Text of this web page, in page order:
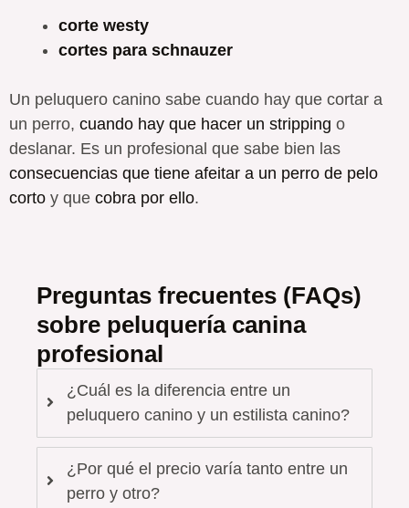
corte westy
cortes para schnauzer
Un peluquero canino sabe cuando hay que cortar a
un perro, cuando hay que hacer un stripping o
deslanar. Es un profesional que sabe bien las
consecuencias que tiene afeitar a un perro de pelo
corto y que cobra por ello.
Preguntas frecuentes (FAQs)
sobre peluquería canina
profesional
¿Cuál es la diferencia entre un
peluquero canino y un estilista canino?
¿Por qué el precio varía tanto entre un
perro y otro?